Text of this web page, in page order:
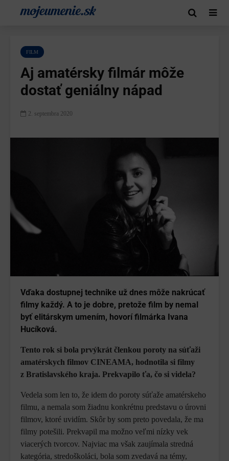
FILM
Aj amatérsky filmár môže
dostať geniálny nápad
2. septembra 2020
Vďaka dostupnej technike už dnes môže nakrúcať
filmy každý. A to je dobre, pretože film by nemal
byť elitárskym umením, hovorí filmárka Ivana
Hucíková.
Tento rok si bola prvýkrát členkou poroty na súťaži
amatérskych filmov CINEAMA, hodnotila si filmy
z Bratislavského kraja. Prekvapilo ťa, čo si videla?
Vedela som len to, že idem do poroty súťaže amatérskeho
filmu, a nemala som žiadnu konkrétnu predstavu o úrovni
filmov, ktoré uvidím. Skôr by som preto povedala, že ma
filmy potešili. Prekvapil ma možno veľmi nízky vek
viacerých tvorcov. Najviac ma však zaujímala stredná
kategória, stredoškoláci, bola som zvedavá na témy,